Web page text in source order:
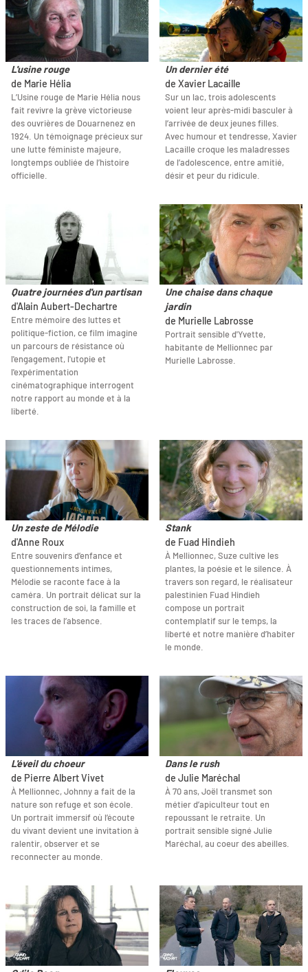
L'usine rouge
de Marie Hélia
L’Usine rouge de Marie Hélia nous
fait revivre la grève victorieuse
des ouvrières de Douarnenez en
1924. Un témoignage précieux sur
une lutte féministe majeure,
longtemps oubliée de l’histoire
officielle.
Un dernier été
de Xavier Lacaille
Sur un lac, trois adolescents
voient leur après-midi basculer à
l’arrivée de deux jeunes filles.
Avec humour et tendresse, Xavier
Lacaille croque les maladresses
de l’adolescence, entre amitié,
désir et peur du ridicule.
Quatre journées d'un partisan
d'Alain Aubert-Dechartre
Entre mémoire des luttes et
politique-fiction, ce film imagine
un parcours de résistance où
l'engagement, l'utopie et
l'expérimentation
cinématographique interrogent
notre rapport au monde et à la
liberté.
Une chaise dans chaque
jardin
de Murielle Labrosse
Portrait sensible d'Yvette,
habitante de Mellionnec par
Murielle Labrosse.
Un zeste de Mélodie
d'Anne Roux
Entre souvenirs d’enfance et
questionnements intimes,
Mélodie se raconte face à la
caméra. Un portrait délicat sur la
construction de soi, la famille et
les traces de l’absence.
Stank
de Fuad Hindieh
À Mellionnec, Suze cultive les
plantes, la poésie et le silence. À
travers son regard, le réalisateur
palestinien Fuad Hindieh
compose un portrait
contemplatif sur le temps, la
liberté et notre manière d’habiter
le monde.
L'éveil du choeur
de Pierre Albert Vivet
À Mellionnec, Johnny a fait de la
nature son refuge et son école.
Un portrait immersif où l’écoute
du vivant devient une invitation à
ralentir, observer et se
reconnecter au monde.
Dans le rush
de Julie Maréchal
À 70 ans, Joël transmet son
métier d’apiculteur tout en
repoussant le retraite. Un
portrait sensible signé Julie
Maréchal, au coeur des abeilles.